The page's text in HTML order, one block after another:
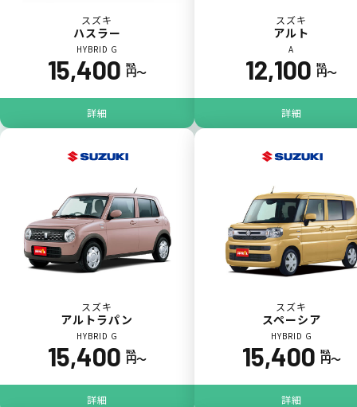
ポイントが貯まる
カーリース料金をカードで支払えるので、ポ
イントが貯まります。
5
ジョイカル たすカッター3
スズキ
ハスラー
HYBRID G
15,400 税込
円〜
詳細
スズキ
アルト
A
12,100 税込
円〜
詳細
スズキ
アルトラパン
HYBRID G
15,400 税込
円〜
詳細
スズキ
スペーシア
HYBRID G
15,400 税込
円〜
詳細